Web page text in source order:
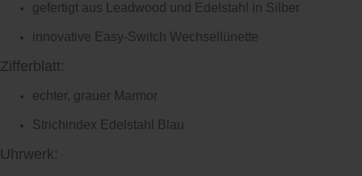
gefertigt aus Leadwood und Edelstahl in Silber
innovative Easy-Switch Wechsellünette
Zifferblatt:
echter, grauer Marmor
Strichindex Edelstahl Blau
Uhrwerk: